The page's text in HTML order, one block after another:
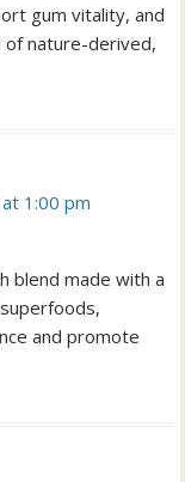
gum vitality, and
of nature-derived,
1:00 pm
blend made with a
and promote